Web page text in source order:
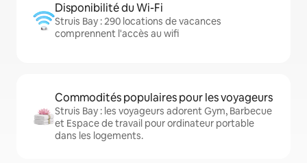
Disponibilité du Wi-Fi
Struis Bay : 290 locations de vacances
comprennent l'accès au wifi
Commodités populaires pour les voyageurs
Struis Bay : les voyageurs adorent Gym, Barbecue
et Espace de travail pour ordinateur portable
dans les logements.